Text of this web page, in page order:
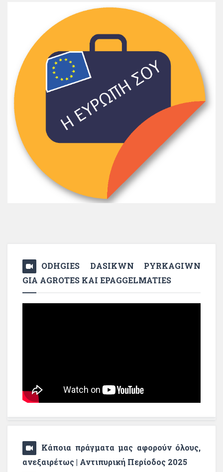
ODHGIES DASIKWN PYRKAGIWN
GIA AGROTES KAI EPAGGELMATIES
Κάποια πράγματα μας αφορούν όλους,
ανεξαιρέτως | Αντιπυρική Περίοδος 2025